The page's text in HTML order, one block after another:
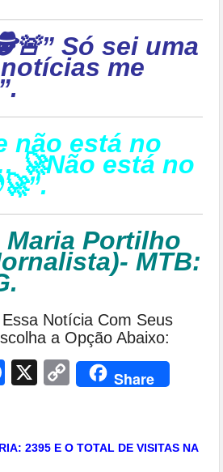
Só sei uma
me
não está no
🚀Não está no
Portilho
MTB:
Notícia Com Seus
a Opção Abaixo:
Facebook
X CopyShare
2395 E O TOTAL DE VISITAS NA